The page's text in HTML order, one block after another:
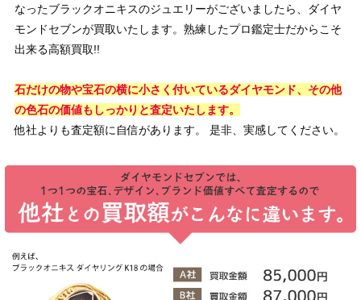
なったブラックオニキスのジュエリーがございましたら、ダイヤ
モンドセブンが買取いたします。熟練したプロ鑑定士だからこそ
出来る高額買取!!
石だけの物や宝石の横に小さく付いているダイヤモンド、その他
の色石の価値もしっかりと査定いたします。
他社よりも査定額に自信があります。 是非、実感してください。